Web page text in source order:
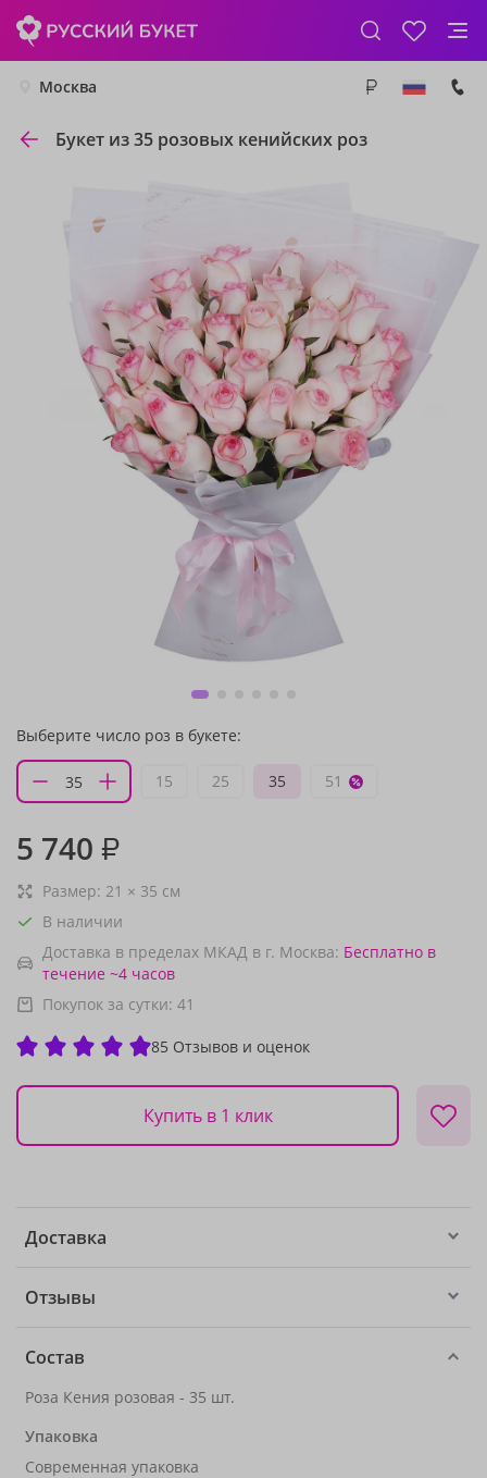
Москва
Букет из 35 розовых кенийских роз
Выберите число роз в букете:
15 25 35 51
5 740 ₽
Размер: 21 × 35 см
В наличии
Доставка в пределах МКАД в г. Москва: Бесплатно в
течение ~4 часов
Покупок за сутки: 41
85 Отзывов и оценок
Купить в 1 клик
Доставка
Отзывы
Состав
Роза Кения розовая - 35 шт.
Упаковка
Современная упаковка